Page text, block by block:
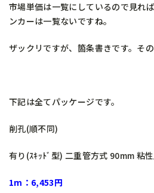
市場単価は一覧にしているので見れ
ンカーは一覧ないですね。
ザックリですが、箇条書きです。そ
下記は全てパッケージです。
削孔(順不同)
有り(ｽｷｯﾄﾞ型) 二重管方式 90mm 粘
1m：6,453円